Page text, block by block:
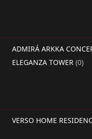
ADMIRÁ ARKKA
ELEGANZA TOWER (0)
VERSO HOME